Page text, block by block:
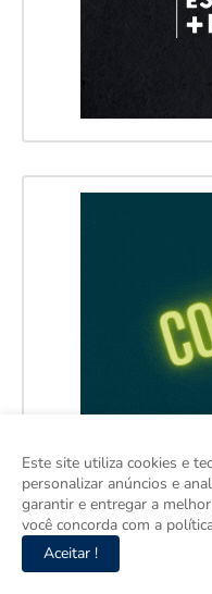
Este site utiliza cookies e
personalizar anúncios e
garantir e entregar a
você concorda com a
Aceitar !